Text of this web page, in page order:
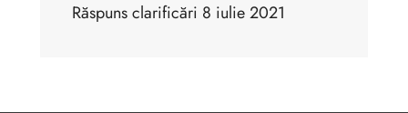
Răspuns clarificări 8 iulie 2021